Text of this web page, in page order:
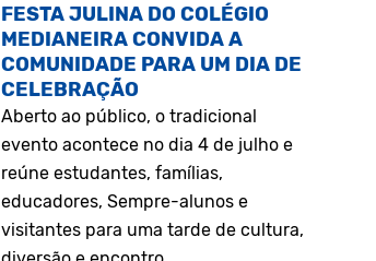
FESTA JULINA DO COLÉGIO
MEDIANEIRA CONVIDA A
COMUNIDADE PARA UM DIA DE
CELEBRAÇÃO
Aberto ao público, o tradicional
evento acontece no dia 4 de julho e
reúne estudantes, famílias,
educadores, Sempre-alunos e
visitantes para uma tarde de cultura,